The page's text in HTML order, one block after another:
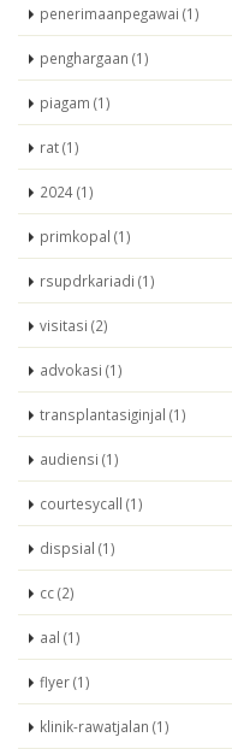
penerimaanpegawai (1)
penghargaan (1)
piagam (1)
rat (1)
2024 (1)
primkopal (1)
rsupdrkariadi (1)
visitasi (2)
advokasi (1)
transplantasiginjal (1)
audiensi (1)
courtesycall (1)
dispsial (1)
cc (2)
aal (1)
flyer (1)
klinik-rawatjalan (1)